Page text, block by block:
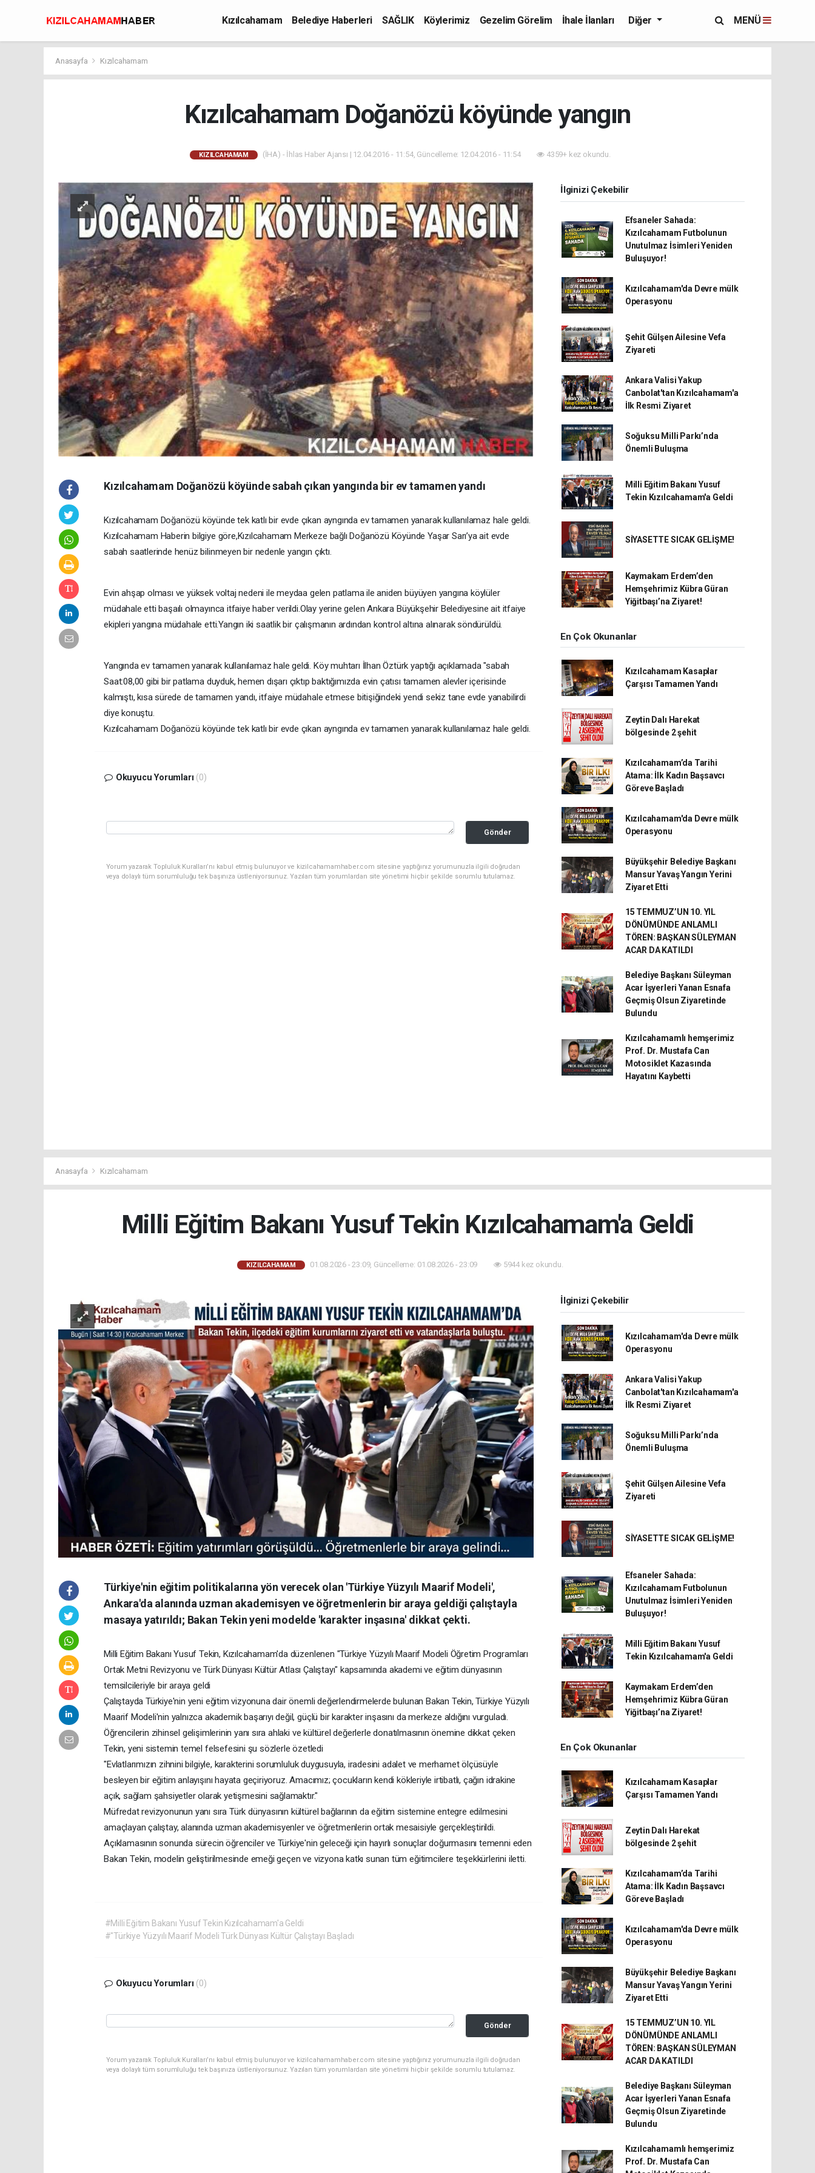
Kızılcahamam Belediye Haberleri SAĞLIK Köylerimiz Gezelim Görelim
İhale İlanları
Diğer MENÜ
Anasayfa Kızılcahamam
Kızılcahamam Doğanözü köyünde yangın
KIZILCAHAMAM (İHA) - İhlas Haber Ajansı | 12.04.2016 - 11:54, Güncelleme: 12.04.2016 - 11:54 4359+ kez okundu.
Kızılcahamam Doğanözü köyünde sabah çıkan yangında bir ev tamamen yandı
Kızılcahamam Doğanözü köyünde tek katlı bir evde çıkan ayngında ev tamamen yanarak kullanılamaz hale geldi.
Kızılcahamam Haberin bilgiye göre,Kızılcahamam Merkeze bağlı Doğanözü Köyünde Yaşar Sarı’ya ait evde
sabah saatlerinde henüz bilinmeyen bir nedenle yangın çıktı.
Evin ahşap olması ve yüksek voltaj nedeni ile meydaa gelen patlama ile aniden büyüyen yangına köylüler
müdahale etti başaılı olmayınca itfaiye haber verildi.Olay yerine gelen Ankara Büyükşehir Belediyesine ait itfaiye
ekipleri yangına müdahale etti.Yangın iki saatlik bir çalışmanın ardından kontrol altına alınarak söndürüldü.
Yangında ev tamamen yanarak kullanılamaz hale geldi. Köy muhtarı İlhan Öztürk yaptığı açıklamada "sabah
Saat:08,00 gibi bir patlama duyduk, hemen dışarı çıktıp baktığımızda evin çatısı tamamen alevler içerisinde
kalmıştı, kısa sürede de tamamen yandı, itfaiye müdahale etmese bitişiğindeki yendi sekiz tane evde yanabilirdi
diye konuştu.
Kızılcahamam Doğanözü köyünde tek katlı bir evde çıkan ayngında ev tamamen yanarak kullanılamaz hale geldi.
Okuyucu Yorumları (0)
Gönder
Yorum yazarak Topluluk Kuralları’nı kabul etmiş bulunuyor ve kizilcahamamhaber.com sitesine yaptığınız yorumunuzla ilgili doğrudan
veya dolaylı tüm sorumluluğu tek başınıza üstleniyorsunuz. Yazılan tüm yorumlardan site yönetimi hiçbir şekilde sorumlu tutulamaz.
İlginizi Çekebilir
Efsaneler Sahada:
Kızılcahamam Futbolunun
Unutulmaz İsimleri Yeniden
Buluşuyor!
Kızılcahamam'da Devre mülk
Operasyonu
Şehit Gülşen Ailesine Vefa
Ziyareti
Ankara Valisi Yakup
Canbolat'tan Kızılcahamam'a
İlk Resmi Ziyaret
Soğuksu Milli Parkı’nda
Önemli Buluşma
Milli Eğitim Bakanı Yusuf
Tekin Kızılcahamam'a Geldi
SİYASETTE SICAK GELİŞME!
Kaymakam Erdem’den
Hemşehrimiz Kübra Güran
Yiğitbaşı’na Ziyaret!
En Çok Okunanlar
Kızılcahamam Kasaplar
Çarşısı Tamamen Yandı
Zeytin Dalı Harekat
bölgesinde 2 şehit
Kızılcahamam’da Tarihi
Atama: İlk Kadın Başsavcı
Göreve Başladı
Kızılcahamam'da Devre mülk
Operasyonu
Büyükşehir Belediye Başkanı
Mansur Yavaş Yangın Yerini
Ziyaret Etti
15 TEMMUZ’UN 10. YIL
DÖNÜMÜNDE ANLAMLI
TÖREN: BAŞKAN SÜLEYMAN
ACAR DA KATILDI
Belediye Başkanı Süleyman
Acar İşyerleri Yanan Esnafa
Geçmiş Olsun Ziyaretinde
Bulundu
Kızılcahamamlı hemşerimiz
Prof. Dr. Mustafa Can
Motosiklet Kazasında
Hayatını Kaybetti
Anasayfa Kızılcahamam
Milli Eğitim Bakanı Yusuf Tekin Kızılcahamam'a Geldi
KIZILCAHAMAM 01.08.2026 - 23:09, Güncelleme: 01.08.2026 - 23:09 5944 kez okundu.
Türkiye'nin eğitim politikalarına yön verecek olan 'Türkiye Yüzyılı Maarif Modeli',
Ankara'da alanında uzman akademisyen ve öğretmenlerin bir araya geldiği çalıştayla
masaya yatırıldı; Bakan Tekin yeni modelde 'karakter inşasına' dikkat çekti.
Milli Eğitim Bakanı Yusuf Tekin, Kızılcahamam'da düzenlenen "Türkiye Yüzyılı Maarif Modeli Öğretim Programları
Ortak Metni Revizyonu ve Türk Dünyası Kültür Atlası Çalıştayı" kapsamında akademi ve eğitim dünyasının
temsilcileriyle bir araya geldi
Çalıştayda Türkiye'nin yeni eğitim vizyonuna dair önemli değerlendirmelerde bulunan Bakan Tekin, Türkiye Yüzyılı
Maarif Modeli'nin yalnızca akademik başarıyı değil, güçlü bir karakter inşasını da merkeze aldığını vurguladı.
Öğrencilerin zihinsel gelişimlerinin yanı sıra ahlaki ve kültürel değerlerle donatılmasının önemine dikkat çeken
Tekin, yeni sistemin temel felsefesini şu sözlerle özetledi
"Evlatlarımızın zihnini bilgiyle, karakterini sorumluluk duygusuyla, iradesini adalet ve merhamet ölçüsüyle
besleyen bir eğitim anlayışını hayata geçiriyoruz. Amacımız; çocukların kendi kökleriyle irtibatlı, çağın idrakine
açık, sağlam şahsiyetler olarak yetişmesini sağlamaktır."
Müfredat revizyonunun yanı sıra Türk dünyasının kültürel bağlarının da eğitim sistemine entegre edilmesini
amaçlayan çalıştay, alanında uzman akademisyenler ve öğretmenlerin ortak mesaisiyle gerçekleştirildi.
Açıklamasının sonunda sürecin öğrenciler ve Türkiye'nin geleceği için hayırlı sonuçlar doğurmasını temenni eden
Bakan Tekin, modelin geliştirilmesinde emeği geçen ve vizyona katkı sunan tüm eğitimcilere teşekkürlerini iletti.
#Milli Eğitim Bakanı Yusuf Tekin Kızılcahamam'a Geldi
#"Türkiye Yüzyılı Maarif Modeli Türk Dünyası Kültür Çalıştayı Başladı
Okuyucu Yorumları (0)
Gönder
Yorum yazarak Topluluk Kuralları’nı kabul etmiş bulunuyor ve kizilcahamamhaber.com sitesine yaptığınız yorumunuzla ilgili doğrudan
veya dolaylı tüm sorumluluğu tek başınıza üstleniyorsunuz. Yazılan tüm yorumlardan site yönetimi hiçbir şekilde sorumlu tutulamaz.
İlginizi Çekebilir
Kızılcahamam'da Devre mülk
Operasyonu
Ankara Valisi Yakup
Canbolat'tan Kızılcahamam'a
İlk Resmi Ziyaret
Soğuksu Milli Parkı’nda
Önemli Buluşma
Şehit Gülşen Ailesine Vefa
Ziyareti
SİYASETTE SICAK GELİŞME!
Efsaneler Sahada:
Kızılcahamam Futbolunun
Unutulmaz İsimleri Yeniden
Buluşuyor!
Milli Eğitim Bakanı Yusuf
Tekin Kızılcahamam'a Geldi
Kaymakam Erdem’den
Hemşehrimiz Kübra Güran
Yiğitbaşı’na Ziyaret!
En Çok Okunanlar
Kızılcahamam Kasaplar
Çarşısı Tamamen Yandı
Zeytin Dalı Harekat
bölgesinde 2 şehit
Kızılcahamam’da Tarihi
Atama: İlk Kadın Başsavcı
Göreve Başladı
Kızılcahamam'da Devre mülk
Operasyonu
Büyükşehir Belediye Başkanı
Mansur Yavaş Yangın Yerini
Ziyaret Etti
15 TEMMUZ’UN 10. YIL
DÖNÜMÜNDE ANLAMLI
TÖREN: BAŞKAN SÜLEYMAN
ACAR DA KATILDI
Belediye Başkanı Süleyman
Acar İşyerleri Yanan Esnafa
Geçmiş Olsun Ziyaretinde
Bulundu
Kızılcahamamlı hemşerimiz
Prof. Dr. Mustafa Can